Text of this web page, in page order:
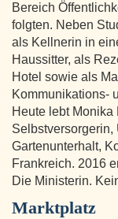
Bereich
folgten. Neben
als Kellnerin in
Haussitter, als
Hotel sowie als
Kommunikations-
Heute lebt
Selbstversorgerin,
Gartenunterhalt,
Frankreich. 2016
Die Ministerin.
Marktplatz